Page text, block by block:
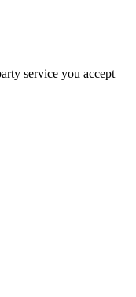
service you accept